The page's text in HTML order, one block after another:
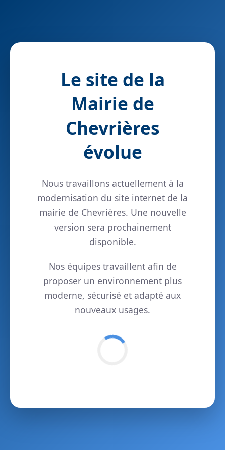
Le site de la
Mairie de
Chevrières
évolue
Nous travaillons actuellement à la
modernisation du site internet de la
mairie de Chevrières. Une nouvelle
version sera prochainement
disponible.
Nos équipes travaillent afin de
proposer un environnement plus
moderne, sécurisé et adapté aux
nouveaux usages.